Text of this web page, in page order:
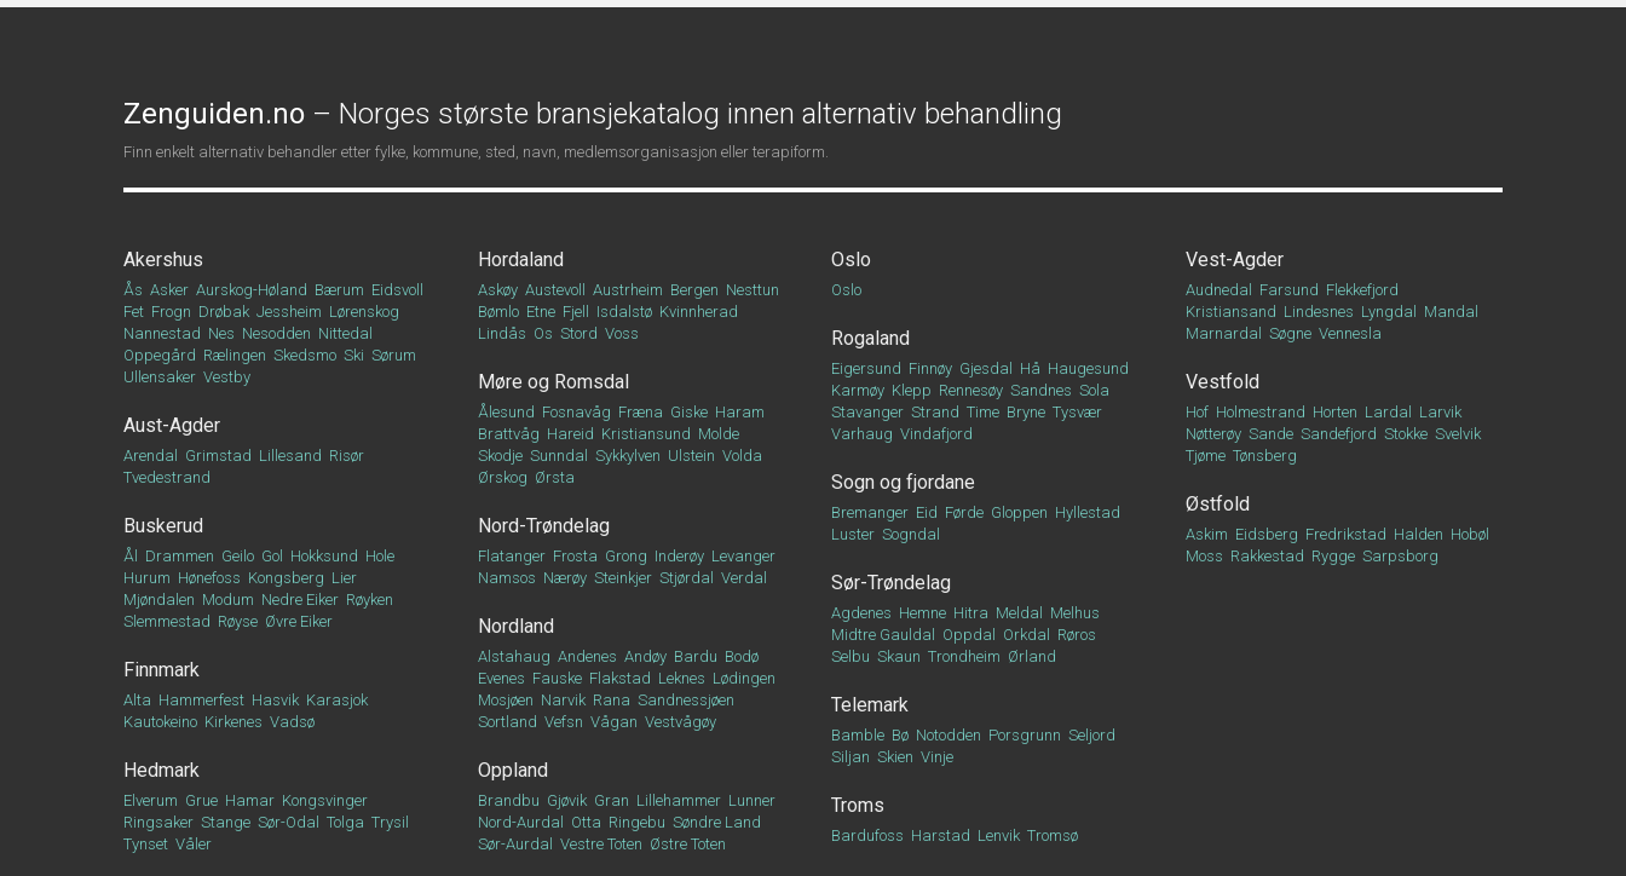
Zenguiden.no – Norges største bransjekatalog innen alternativ behandling
Finn enkelt alternativ behandler etter fylke, kommune, sted, navn, medlemsorganisasjon eller terapiform.
Akershus
Ås Asker Aurskog-Høland Bærum Eidsvoll
Fet Frogn Drøbak Jessheim Lørenskog
Nannestad Nes Nesodden Nittedal
Oppegård Rælingen Skedsmo Ski Sørum
Ullensaker Vestby
Aust-Agder
Arendal Grimstad Lillesand Risør
Tvedestrand
Buskerud
Ål Drammen Geilo Gol Hokksund Hole
Hurum Hønefoss Kongsberg Lier
Mjøndalen Modum Nedre Eiker Røyken
Slemmestad Røyse Øvre Eiker
Finnmark
Alta Hammerfest Hasvik Karasjok
Kautokeino Kirkenes Vadsø
Hedmark
Elverum Grue Hamar Kongsvinger
Ringsaker Stange Sør-Odal Tolga Trysil
Tynset Våler
Hordaland
Askøy Austevoll Austrheim Bergen Nesttun
Bømlo Etne Fjell Isdalstø Kvinnherad
Lindås Os Stord Voss
Møre og Romsdal
Ålesund Fosnavåg Fræna Giske Haram
Brattvåg Hareid Kristiansund Molde
Skodje Sunndal Sykkylven Ulstein Volda
Ørskog Ørsta
Nord-Trøndelag
Flatanger Frosta Grong Inderøy Levanger
Namsos Nærøy Steinkjer Stjørdal Verdal
Nordland
Alstahaug Andenes Andøy Bardu Bodø
Evenes Fauske Flakstad Leknes Lødingen
Mosjøen Narvik Rana Sandnessjøen
Sortland Vefsn Vågan Vestvågøy
Oppland
Brandbu Gjøvik Gran Lillehammer Lunner
Nord-Aurdal
Otta Ringebu Søndre Land
Sør-Aurdal
Vestre Toten Østre Toten
Oslo
Oslo
Rogaland
Eigersund Finnøy Gjesdal Hå Haugesund
Karmøy Klepp Rennesøy Sandnes Sola
Stavanger Strand Time Bryne Tysvær
Varhaug Vindafjord
Sogn og fjordane
Bremanger Eid Førde Gloppen Hyllestad
Luster Sogndal
Sør-Trøndelag
Agdenes Hemne Hitra Meldal
Melhus
Midtre Gauldal
Oppdal Orkdal
Røros
Selbu Skaun Trondheim Ørland
Telemark
Bamble Bø Notodden Porsgrunn Seljord
Siljan Skien Vinje
Troms
Bardufoss Harstad Lenvik Tromsø
Vest-Agder
Audnedal Farsund Flekkefjord
Kristiansand Lindesnes Lyngdal
Mandal
Marnardal
Søgne Vennesla
Vestfold
Hof Holmestrand Horten Lardal
Larvik
Nøtterøy Sande Sandefjord Stokke Svelvik
Tjøme Tønsberg
Østfold
Askim Eidsberg Fredrikstad Halden Hobøl
Moss Rakkestad Rygge Sarpsborg